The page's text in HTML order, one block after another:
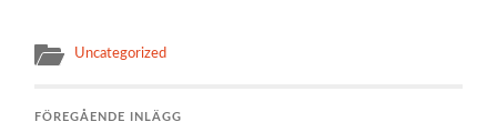
Uncategorized
FÖREGÅENDE INLÄGG